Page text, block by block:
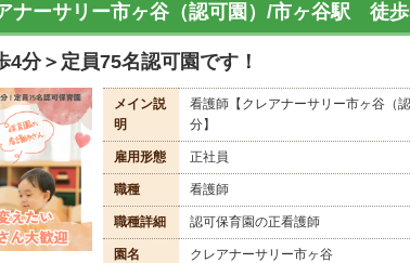
ナーサリー市ヶ谷（認可園）/市ヶ谷駅 徒歩
4分＞定員75名認可園です！
メイン説
明
看護師【クレアナーサリー市ヶ谷（
分】
雇用形態 正社員
職種 看護師
職種詳細 認可保育園の正看護師
園名 クレアナーサリー市ヶ谷